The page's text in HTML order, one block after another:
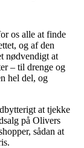
os alle at finde
og af den
nødvendigt at
– til drenge og
hel del, og
at tjekke
på Olivers
sådan at